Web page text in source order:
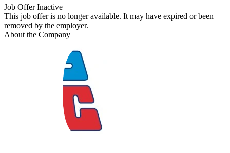
Job Offer Inactive
This job offer is no longer available. It may have expired or been
removed by the employer.
About the Company